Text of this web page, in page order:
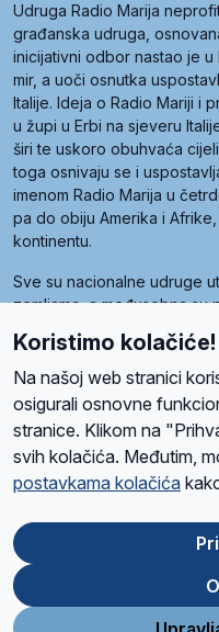
Udruga Radio Marija
građanska udruga,
inicijativni odbor nastao je
mir, a uoči osnutka
Italije. Ideja o Radio Mariji i
u župi u Erbi na sjeveru
širi te uskoro obuhvaća
toga osnivaju se i
imenom Radio Marija u
pa do obiju Amerika i
kontinentu.
Sve su nacionalne udruge
zemljama, a međusobna
pod nazivom Svjetska
Radio Maria). Svjetsku
kojima je i hrvatska Udruga
O namaRadio Program
Ova stranica je
Store
Koristimo kolačiće!
Na našoj web stranici
osigurali osnovne
stranice. Klikom na
svih kolačića. Međutim,
postavkama kolačića